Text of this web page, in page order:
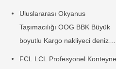
Uluslararası Okyanus
Taşımacılığı OOG BBK Büyük
boyutlu Kargo nakliyeci deniz
FCL LCL Profesyonel